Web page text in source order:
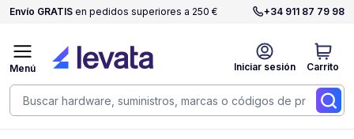
Envío GRATIS en pedidos superiores a 250 € +34 911 87 79 98
Iniciar sesión Carrito
Menú